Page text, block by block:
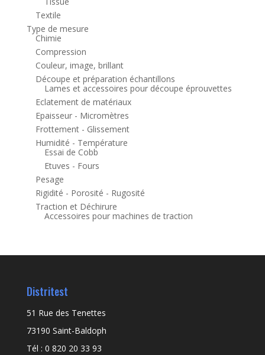
Textile
Type de mesure
Chimie
Compression
Couleur, image, brillant
Découpe et préparation échantillons
Lames et accessoires pour découpe éprouvettes
Eclatement de matériaux
Epaisseur - Micromètres
Frottement - Glissement
Humidité - Température
Essai de Cobb
Etuves - Fours
Pesage
Rigidité - Porosité - Rugosité
Traction et Déchirure
Accessoires pour machines de traction
Distritest
51 Rue des Tenettes
73190 Saint-Baldoph
Tél : 0 820 20 33 93